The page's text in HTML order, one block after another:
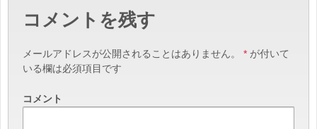
コメントを残す
メールアドレスが公開されることはありません。 * が付いて
いる欄は必須項目です
コメント